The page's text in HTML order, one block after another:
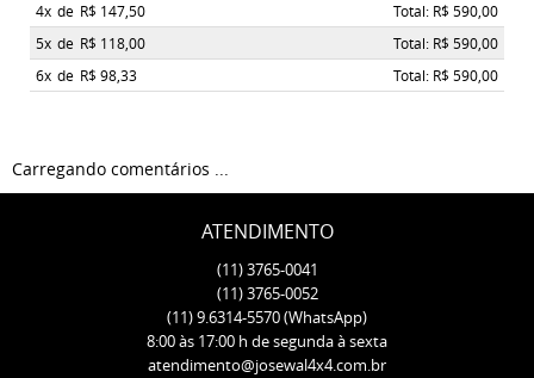
4x de R$ 147,50
Total: R$ 590,00
5x de R$ 118,00
Total: R$ 590,00
6x de R$ 98,33 Total: R$ 590,00
Carregando comentários ...
ATENDIMENTO
(11)3765-0041
(11)3765-0052
(11)9.6314-5570(WhatsApp)
8:00 às 17:00 h de segunda à sexta
atendimento@josewal4x4.com.br